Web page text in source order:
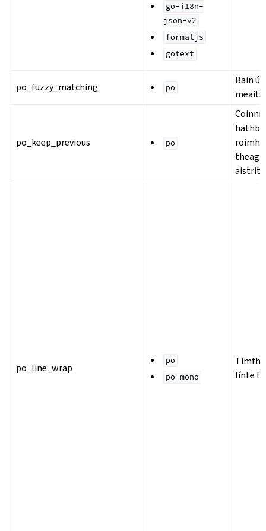
go-i18n-
json-v2
formatjs
gotext
po_fuzzy_matching po
Bain
po_keep_previous po
roimhe
po_line_wrap
po
po-mono
línte